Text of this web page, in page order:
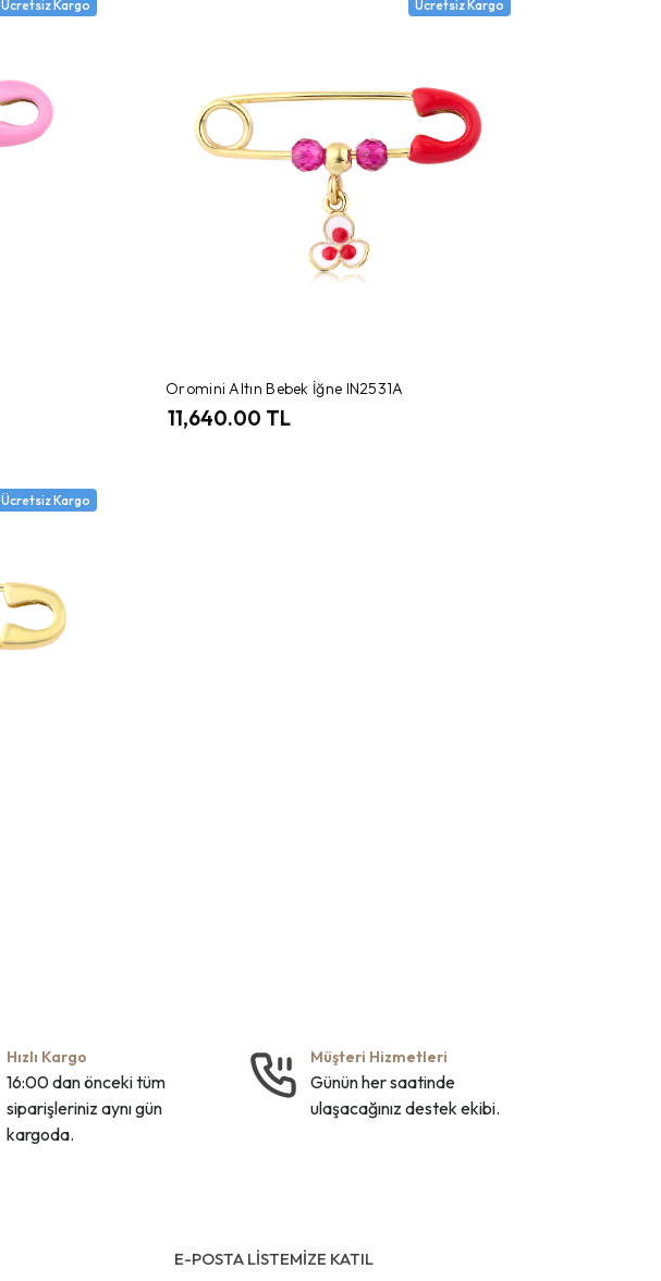
Ücretsiz Kargo Ücretsiz Kargo
Oromini Altın Bebek İğne IN2531A
11,640.00 TL
Ücretsiz Kargo
Hızlı Kargo
16:00 dan önceki tüm
siparişleriniz aynı gün
kargoda.
Müşteri Hizmetleri
Günün her saatinde
ulaşacağınız destek ekibi.
E-POSTA LİSTEMİZE KATIL